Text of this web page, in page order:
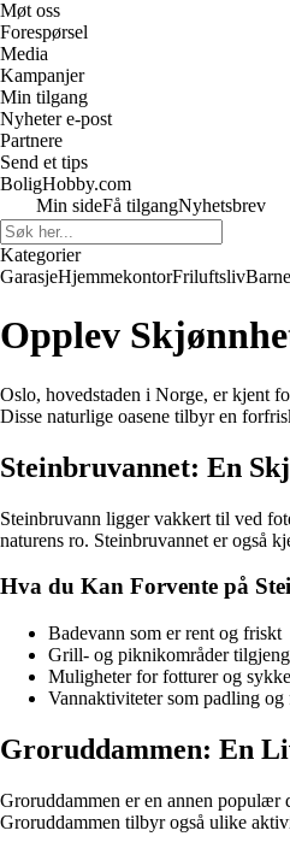
Møt oss
Forespørsel
Media
Kampanjer
Min tilgang
Nyheter e-post
Partnere
Send et tips
BoligHobby.com
Min sideFå tilgangNyhetsbrev
Kategorier
GarasjeHjemmekontorFriluftsliv
Opplev
Oslo, hovedstaden i Norge, er kjent
Disse naturlige oasene tilbyr en
Steinbruvannet: En
Steinbruvann ligger vakkert til ved
naturens ro. Steinbruvannet er også
Hva du Kan Forvente på
Badevann som er rent og friskt
Grill- og piknikområder
Muligheter for fotturer og
Vannaktiviteter som padling og
Groruddammen: En
Groruddammen er en annen populær
Groruddammen tilbyr også ulike